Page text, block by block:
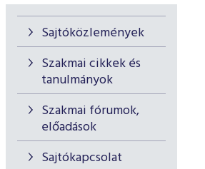
Sajtóközlemények
Szakmai cikkek és
tanulmányok
Szakmai fórumok,
előadások
Sajtókapcsolat